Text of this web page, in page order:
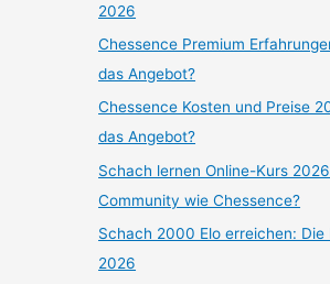
2026
Chessence Premium
das Angebot?
Chessence Kosten und Preise
das Angebot?
Schach lernen Online-Kurs
Community wie Chessence?
Schach 2000 Elo erreichen:
2026